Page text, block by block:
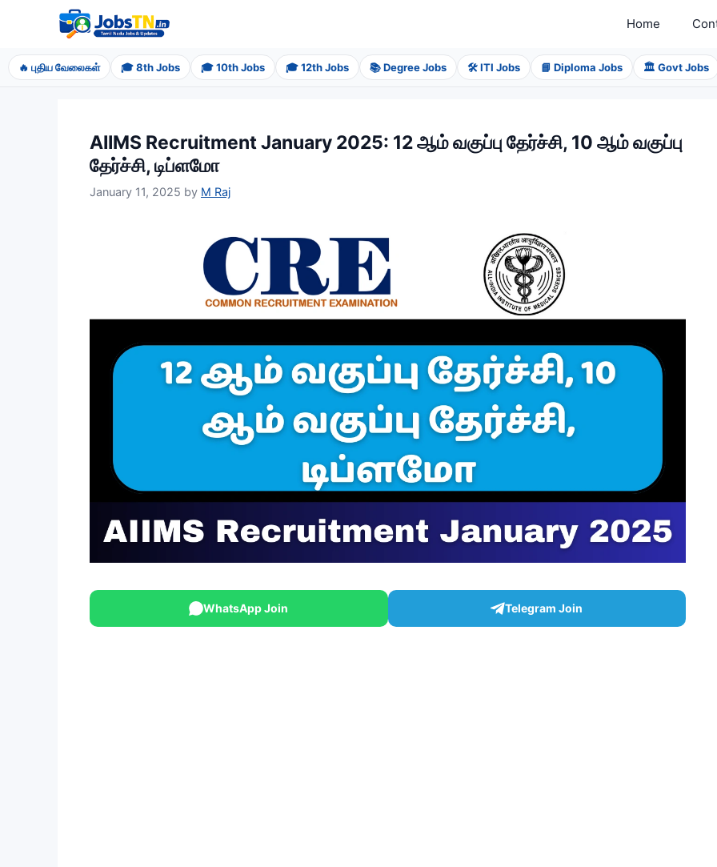
content
Home
🔥 புதிய வேலைகள் 🎓 8th Jobs 🎓 10th Jobs 🎓 12th Jobs 📚 Degree Jobs 🛠️ ITI Jobs 📘 Diploma Jobs 🏛️ Govt Jobs
AIIMS Recruitment January 2025: 12 ஆம் வகுப்பு தேர்ச்சி, 10 ஆம் வகுப்பு
தேர்ச்சி, டிப்ளமோ
January 11, 2025 by M Raj
WhatsApp Join Telegram Join